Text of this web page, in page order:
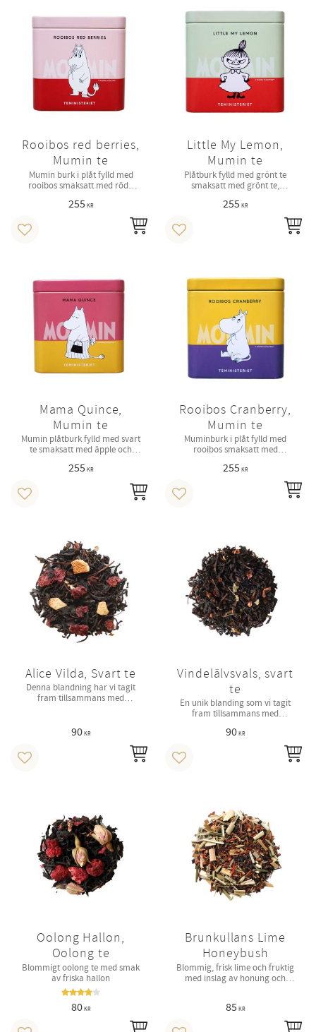
Rooibos red berries,
Mumin te
Mumin burk i plåt fylld med
rooibos smaksatt med röda
255 KR
Lägg till i favoriter
Little My Lemon,
Mumin te
Plåtburk fylld med grönt te
smaksatt med grönt te,
255 KR
Lägg till i favoriter
Mama Quince,
Mumin te
Mumin plåtburk fylld med svart
te smaksatt med äpple och
255 KR
Lägg till i favoriter
Rooibos Cranberry,
Mumin te
Muminburk i plåt fylld med
rooibos smaksatt med
255 KR
Lägg till i favoriter
Alice Vilda, Svart te
Denna blandning har vi tagit
fram tillsammans med
Logi & Catering i Storuman.
90KR
Lägg till i favoriter
Vindelälvsvals, svart
te
En unik blanding som vi tagit
fram tillsammans med
Spöland, numera Gårdshuset
Logi & Catering i Storuman.
90KR
Lägg till i favoriter
Oolong Hallon,
Oolong te
Blommigt oolong te med smak
av friska hallon
80KR
Brunkullans Lime
Honeybush
Blommig, frisk lime och fruktig
med inslag av honung och
85 KR